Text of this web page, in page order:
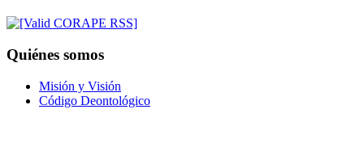
Quiénes somos
Misión y Visión
Código Deontológico